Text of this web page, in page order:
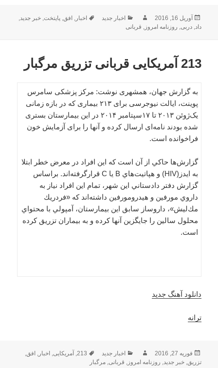
ارسال
شده
آوریل 16, 2016 نویسندهدسته‌ها
اخبار جدید برچسب‌ها
اخبار ,افق ,پایتخت ,خبر جدید
داد ,دربی روزنامه امروز قربانی
213 آمریکایی قربانی تزریق مرگبار
به گزارش جهان، همشهری نوشت: مرکز پزشکی سامرس
پوینت، ایالت نیوجرسی برای ۲۱۳ بیماری که در بازه زمانی
یک‌ژوئن ۲۰۱۳ تا ۱۷سپتامبر ۲۰۱۴ در این بیمارستان بستری
شده بودند نامه‌ای ارسال کرده و آنها را برای آزمایش خون
فراخوانده است.
گزارش‌ها حاكي از آن است كه اين افراد در معرض خطر ابتلا
به ايدز(HIV) و هپاتيت‌هاي B يا C قرارگرفته‌اند. براساس
گزارش دفتر دادستاني اين شهر، تمام اين افراد نياز به
داروي مورفين و هيدرومورفين داشته‌اند كه «فردريك
مك‌ليش»، داروساز سابق اين بيمارستان، آمپولي با محتواي
محلول سالين را جايگزين آنها كرده و به بيماران تزريق كرده
است.
دانلود آهنگ جدید
ترانه
ارسال
شده
فوریه 27, 2016 نویسندهدسته‌ها
اخبار جدید برچسب‌ها
213
, آمریکایی, اخبار, افق,
تزریق,خبر جدید, روزنامه امروز, قربانی,مرگبار